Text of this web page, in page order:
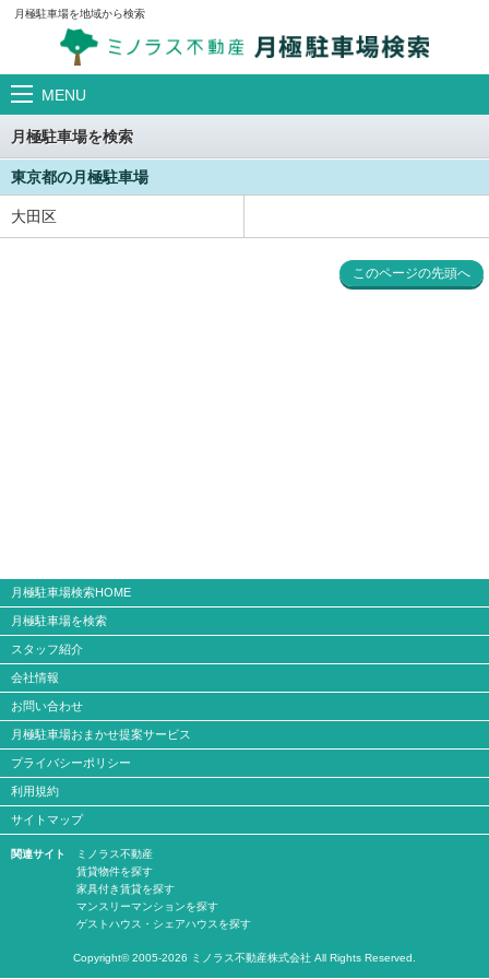
月極駐車場を地域から検索
MENU
月極駐車場を検索
東京都の月極駐車場
大田区
このページの先頭へ
月極駐車場検索HOME
月極駐車場を検索
スタッフ紹介
会社情報
お問い合わせ
月極駐車場おまかせ提案サービス
プライバシーポリシー
利用規約
サイトマップ
関連サイト
ミノラス不動産
賃貸物件を探す
家具付き賃貸を探す
マンスリーマンションを探す
ゲストハウス・シェアハウスを探す
Copyright© 2005-2026 ミノラス不動産株式会社 All Rights Reserved.